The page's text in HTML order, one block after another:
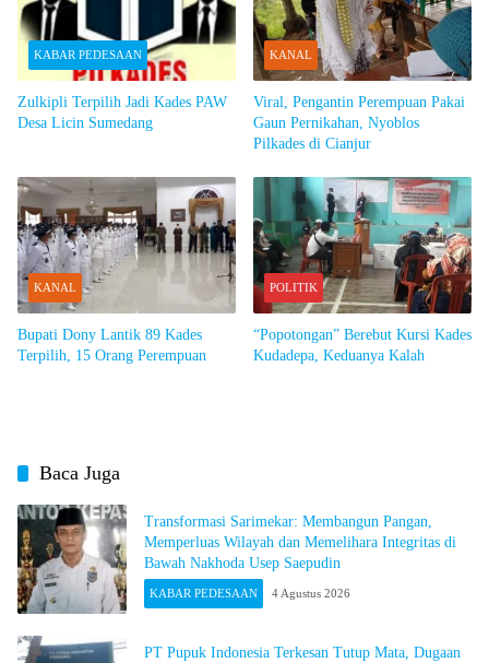
KABAR PEDESAAN
Zulkipli Terpilih Jadi Kades PAW
Desa Licin Sumedang
KANAL
Viral, Pengantin Perempuan Pakai
Gaun Pernikahan, Nyoblos
Pilkades di Cianjur
KANAL
Bupati Dony Lantik 89 Kades
Terpilih, 15 Orang Perempuan
POLITIK
“Popotongan” Berebut Kursi Kades
Kudadepa, Keduanya Kalah
Baca Juga
Transformasi Sarimekar: Membangun Pangan,
Memperluas Wilayah dan Memelihara Integritas di
Bawah Nakhoda Usep Saepudin
KABAR PEDESAAN 4 Agustus 2026
PT Pupuk Indonesia Terkesan Tutup Mata, Dugaan